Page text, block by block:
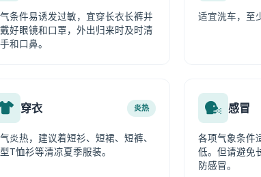
条件易诱发过敏，宜穿长衣长裤并
好眼镜和口罩，外出归来时及时清
和口鼻。
适宜洗车，至
穿衣 炎热
炎热，建议着短衫、短裙、短裤、
T恤衫等清凉夏季服装。
感冒
各项气象条件
低。但请避免
防感冒。